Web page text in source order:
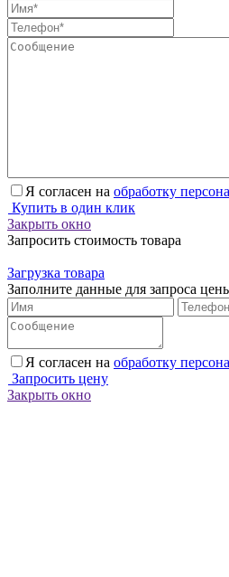
Я согласен на обработку
Купить в один клик
Закрыть окно
Запросить стоимость товара
Загрузка товара
Заполните данные для запроса
Я согласен на обработку
Запросить цену
Закрыть окно